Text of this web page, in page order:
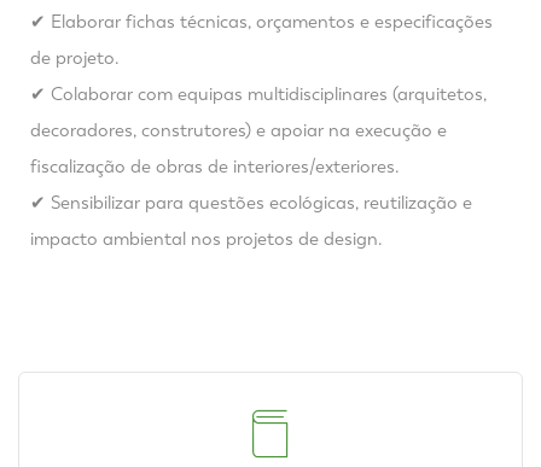
✔ Elaborar fichas técnicas, orçamentos e especificações
de projeto.
✔ Colaborar com equipas multidisciplinares (arquitetos,
decoradores, construtores) e apoiar na execução e
fiscalização de obras de interiores/exteriores.
✔ Sensibilizar para questões ecológicas, reutilização e
impacto ambiental nos projetos de design.